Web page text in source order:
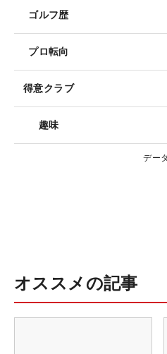
ゴルフ歴
プロ転向
得意クラブ
趣味
デー
オススメの記事